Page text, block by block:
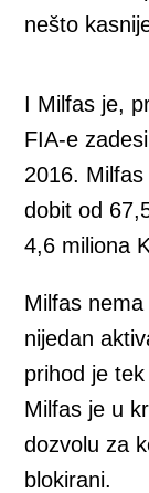
nešto
I Milfas je,
FIA-e
2016.
dobit od
4,6 miliona
Milfas
nijedan
prihod je
Milfas je u
dozvolu za
blokirani.